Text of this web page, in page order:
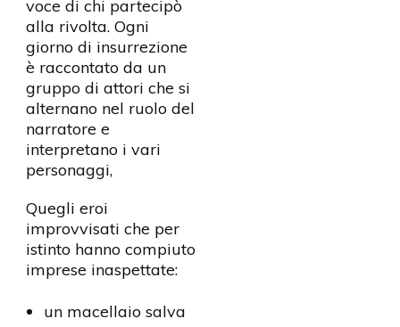
voce di chi partecipò
alla rivolta. Ogni
giorno di insurrezione
è raccontato da un
gruppo di attori che si
alternano nel ruolo del
narratore e
interpretano i vari
personaggi,
Quegli eroi
improvvisati che per
istinto hanno compiuto
imprese inaspettate:
un macellaio salva